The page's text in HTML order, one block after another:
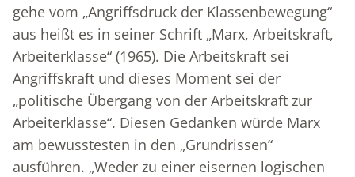
gehe vom „Angriffsdruck der Klassenbewegung“
aus heißt es in seiner Schrift „Marx, Arbeitskraft,
Arbeiterklasse“ (1965). Die Arbeitskraft sei
Angriffskraft und dieses Moment sei der
„politische Übergang von der Arbeitskraft zur
Arbeiterklasse“. Diesen Gedanken würde Marx
am bewusstesten in den „Grundrissen“
ausführen. „Weder zu einer eisernen logischen